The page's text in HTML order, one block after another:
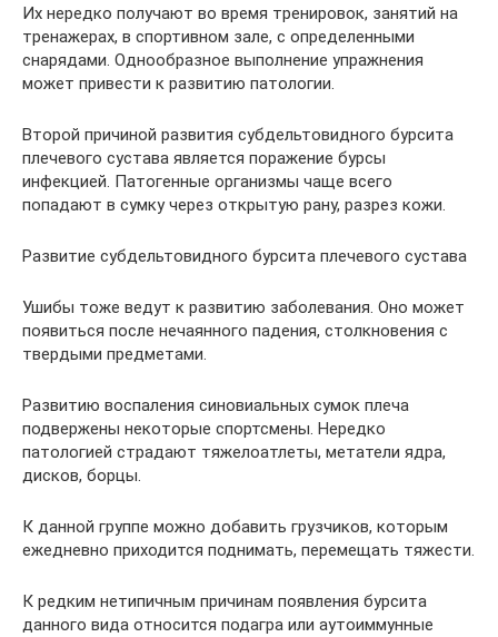
Их нередко получают во время тренировок, занятий на
тренажерах, в спортивном зале, с определенными
снарядами. Однообразное выполнение упражнения
может привести к развитию патологии.
Второй причиной развития субдельтовидного бурсита
плечевого сустава является поражение бурсы
инфекцией. Патогенные организмы чаще всего
попадают в сумку через открытую рану, разрез кожи.
Развитие субдельтовидного бурсита плечевого сустава
Ушибы тоже ведут к развитию заболевания. Оно может
появиться после нечаянного падения, столкновения с
твердыми предметами.
Развитию воспаления синовиальных сумок плеча
подвержены некоторые спортсмены. Нередко
патологией страдают тяжелоатлеты, метатели ядра,
дисков, борцы.
К данной группе можно добавить грузчиков, которым
ежедневно приходится поднимать, перемещать тяжести.
К редким нетипичным причинам появления бурсита
данного вида относится подагра или аутоиммунные